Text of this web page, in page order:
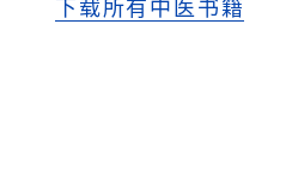
下载所有中医书籍